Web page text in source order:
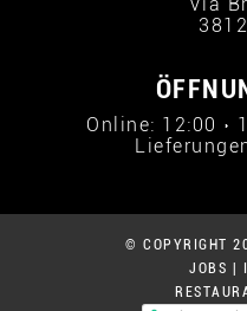
Online: 12:00 ›
© COPYRIGHT
JOBS